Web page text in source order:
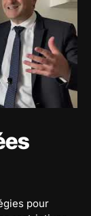
pour